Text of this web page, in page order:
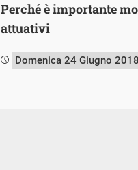
Perché è importante
attuativi
Domenica 24 Giugno 2018